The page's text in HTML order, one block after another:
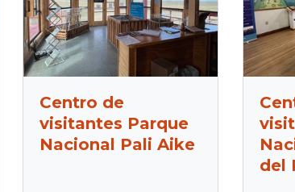
Centro de
visitantes Parque
Nacional Pali Aike
del